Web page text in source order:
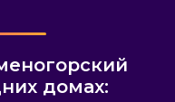
домах: